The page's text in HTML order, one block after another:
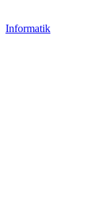
Informatik